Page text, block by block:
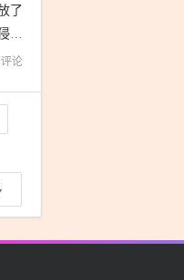
了
华
论